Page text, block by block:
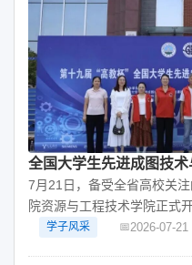
全国大学生先进成图技
7月21日，备受全省高校关
院资源与工程技术学院正式
学子风采 2026-07-21